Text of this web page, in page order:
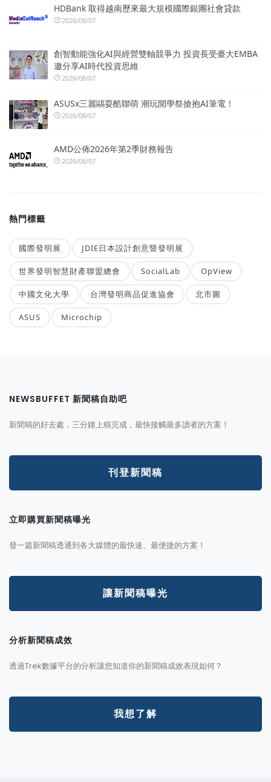
HDBank 取得越南歷來最大規模國際銀團社會貸款
2026/08/07
創智動能強化AI與經營雙軸競爭力 投資長受臺大EMBA
邀分享AI時代投資思維
2026/08/07
ASUSx三麗鷗耍酷聯萌 潮玩開學祭搶抱AI筆電！
2026/08/07
AMD公佈2026年第2季財務報告
2026/08/07
熱門標籤
國際發明展 JDIE日本設計創意暨發明展
世界發明智慧財產聯盟總會 SocialLab OpView
中國文化大學 台灣發明商品促進協會 北市圖
ASUS Microchip
NEWSBUFFET 新聞稿自助吧
新聞稿的好去處，三分鐘上稿完成，最快接觸最多讀者的方案！
刊登新聞稿
立即購買新聞稿曝光
發一篇新聞稿透通到各大媒體的最快速、最便捷的方案！
讓新聞稿曝光
分析新聞稿成效
透過Trek數據平台的分析讓您知道你的新聞稿成效表現如何？
我想了解